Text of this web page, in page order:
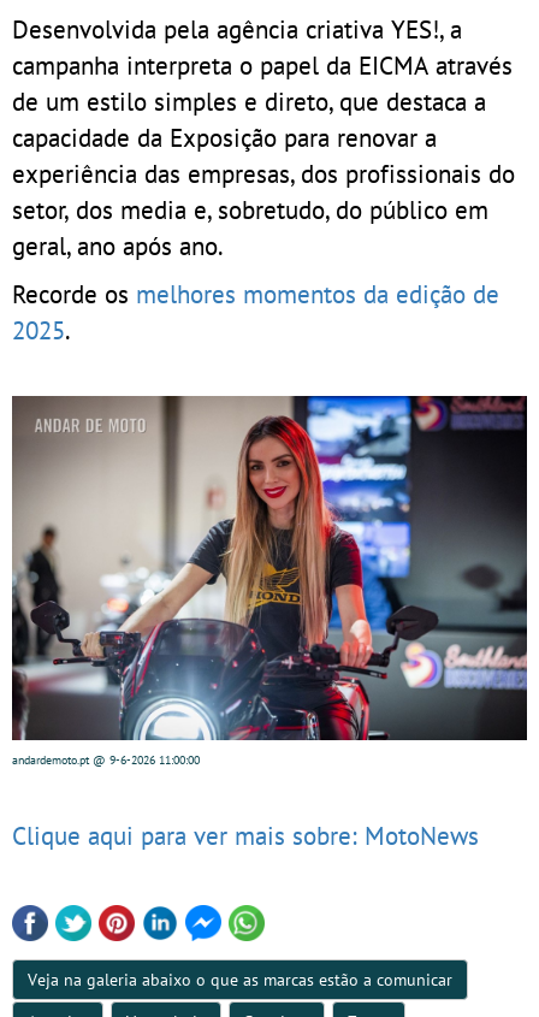
Desenvolvida pela agência criativa YES!, a
campanha interpreta o papel da EICMA através
de um estilo simples e direto, que destaca a
capacidade da Exposição para renovar a
experiência das empresas, dos profissionais do
setor, dos media e, sobretudo, do público em
geral, ano após ano.
Recorde os melhores momentos da edição de
2025.
andardemoto.pt@ 9-6-2026 11:00:00
Clique aqui para ver mais sobre: MotoNews
Veja na galeria abaixo o que as marcas estão a comunicar